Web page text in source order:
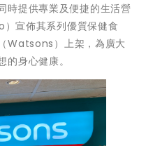
時提供專業及便捷的生活營
宣佈其系列優質保健食
Watsons）上架，為廣大
身心健康。